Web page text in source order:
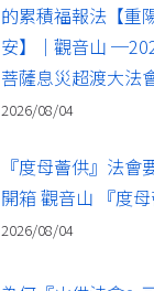
的累積福報法【
安】｜觀音山
菩薩息災超渡大法
2026/08/04
『度母薈供』法
開箱 觀音山 『度
2026/08/04